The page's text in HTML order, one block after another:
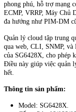
phong phú, hỗ trợ mạng
ECMP, VRRP, Máy Chủ
đa hướng như PIM-DM
Quản lý cloud tập trung
qua web, CLI, SNMP, và
của SG6428X, cho phép
Điều này giúp việc quản
hết.
Thông tin sản phẩm:
Model: SG6428X.